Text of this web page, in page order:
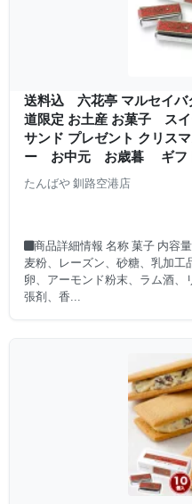
送料込 六花亭 マルセイバ
道限定 お土産 お菓子 ス
サンド プレゼント クリス
ー お中元 お歳暮 ギフ
たんばや 釧路空港店
■商品詳細情報 名称 菓子 内容
麦粉、レーズン、砂糖、乳加工
卵、アーモンド粉末、ラム酒、
張剤、香...